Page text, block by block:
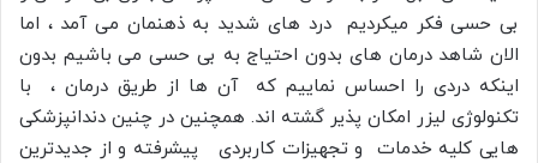
بی حسی فکر میکردیم درد های شدید به ذهنمان می آمد ، اما
الان شاهد درمان های بدون احتیاج به بی حسی می باشیم بدون
اینکه دردی را احساس نماییم که آن ها از طریق درمان ، با
تکنولوژی لیزر امکان پذیر گشته اند. همچنین در چنین دندانپزشکی
هایی کلیه خدمات و تجهیزات کاربردی پیشرفته و از جدیدترین